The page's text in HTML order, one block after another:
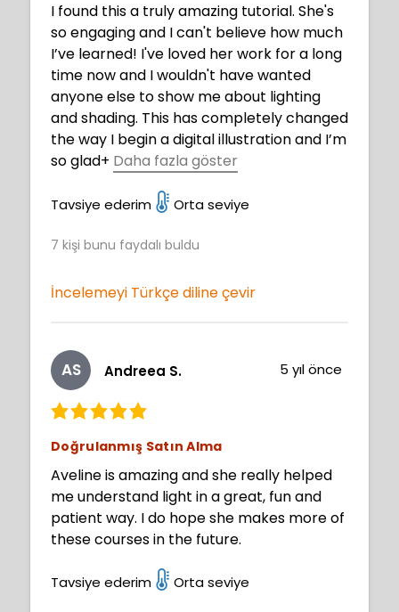
I found this a truly amazing tutorial. She's
so engaging and I can't believe how much
I’ve learned! I've loved her work for a long
time now and I wouldn't have wanted
anyone else to show me about lighting
and shading. This has completely changed
the way I begin a digital illustration and I’m
so glad+ Daha fazla göster
knew about. 😂 (I think this may be a little
Tavsiye ederim Orta seviye
7 kişi bunu faydalı buldu
İncelemeyi Türkçe diline çevir
AS Andreea S. 5 yıl önce
Doğrulanmış Satın Alma
Aveline is amazing and she really helped
me understand light in a great, fun and
patient way. I do hope she makes more of
these courses in the future.
Tavsiye ederim Orta seviye